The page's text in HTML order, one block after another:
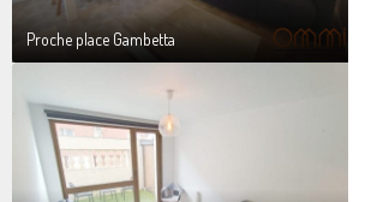
Proche place Gambetta